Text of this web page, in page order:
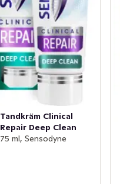
Tandkräm Clinical
Repair Deep Clean
75 ml, Sensodyne